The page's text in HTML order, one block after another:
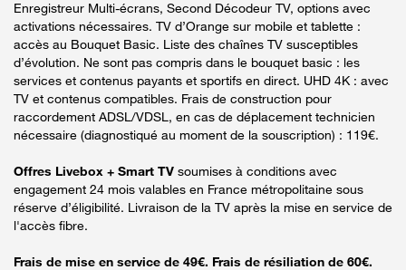
Enregistreur Multi-écrans, Second Décodeur TV, options avec
activations nécessaires. TV d’Orange sur mobile et tablette :
accès au Bouquet Basic. Liste des chaînes TV susceptibles
d’évolution. Ne sont pas compris dans le bouquet basic : les
services et contenus payants et sportifs en direct. UHD 4K : avec
TV et contenus compatibles. Frais de construction pour
raccordement ADSL/VDSL, en cas de déplacement technicien
nécessaire (diagnostiqué au moment de la souscription) : 119€.
Offres Livebox + Smart TV soumises à conditions avec
engagement 24 mois valables en France métropolitaine sous
réserve d’éligibilité. Livraison de la TV après la mise en service de
l'accès fibre.
Frais de mise en service de 49€. Frais de résiliation de 60€.